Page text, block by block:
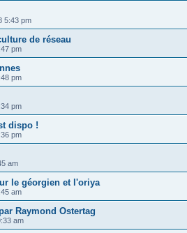
5:43 pm
de réseau
pm
pm
pm
dispo !
pm
am
le géorgien et l'oriya
am
Raymond Ostertag
am